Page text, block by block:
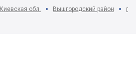
Киевская обл. Вышгородский район г.